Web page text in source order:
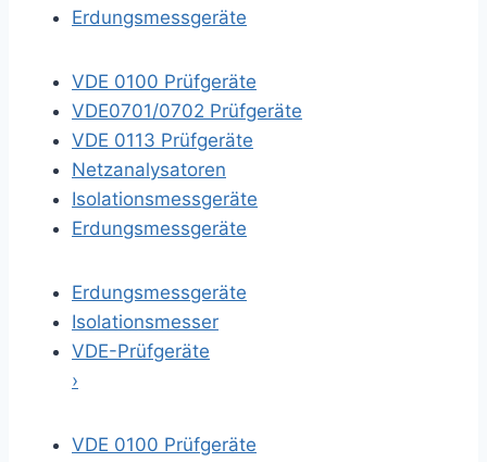
Erdungsmessgeräte
VDE 0100 Prüfgeräte
VDE0701/0702 Prüfgeräte
VDE 0113 Prüfgeräte
Netzanalysatoren
Isolationsmessgeräte
Erdungsmessgeräte
Erdungsmessgeräte
Isolationsmesser
VDE-Prüfgeräte
›
VDE 0100 Prüfgeräte